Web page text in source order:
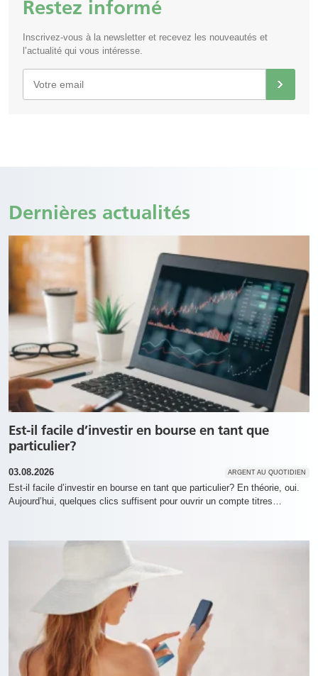
Restez informé
Inscrivez-vous à la newsletter et recevez les nouveautés et
l’actualité qui vous intéresse.
Dernières actualités
Est-il facile d’investir en bourse en tant que
particulier?
ARGENT AU QUOTIDIEN
03.08.2026
Est-il facile d’investir en bourse en tant que particulier? En théorie, oui.
Aujourd’hui, quelques clics suffisent pour ouvrir un compte titres…